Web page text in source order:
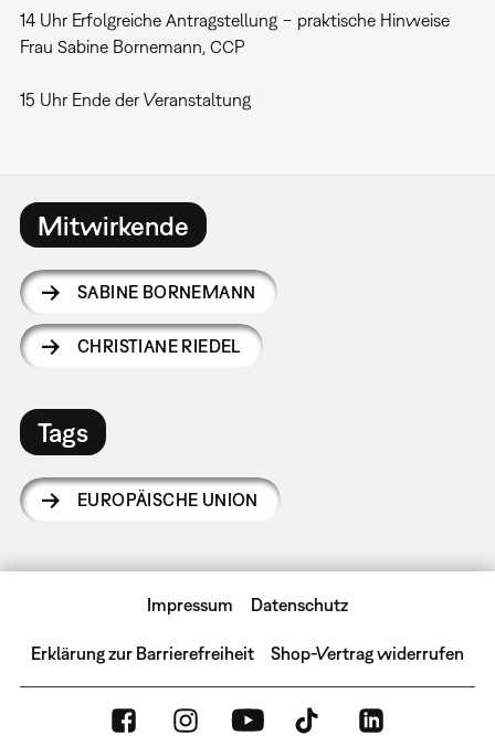
14 Uhr Erfolgreiche Antragstellung − praktische Hinweise
Frau Sabine Bornemann, CCP
15 Uhr Ende der Veranstaltung
Mitwirkende
SABINE BORNEMANN
CHRISTIANE RIEDEL
Tags
EUROPÄISCHE UNION
Impressum Datenschutz
Erklärung zur Barrierefreiheit Shop-Vertrag widerrufen